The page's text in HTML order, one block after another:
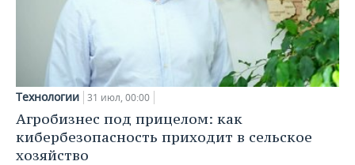
Технологии 31 июл, 00:00
Агробизнес под прицелом: как
кибербезопасность приходит в сельское
хозяйство